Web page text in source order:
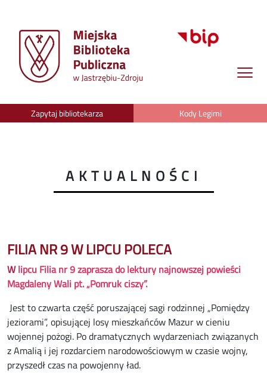
Zapytaj bibliotekarza Kody Legimi
AKTUALNOŚCI
FILIA NR 9 W LIPCU POLECA
Wlipcu Filia nr 9 zaprasza do lektury najnowszej powieści
Magdaleny Wali pt. „Pomruk ciszy”.
Jest to czwarta część poruszającej sagi rodzinnej „Pomiędzy
jeziorami”, opisującej losy mieszkańców Mazur w cieniu
wojennej pożogi. Po dramatycznych wydarzeniach związanych
z Amalią i jej rozdarciem narodowościowym w czasie wojny,
przyszedł czas na powojenny ład.